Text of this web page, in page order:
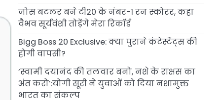
जोस बटलर बने टी20 के नंबर-1 रन स्कोरर, कहा
वैभव सूर्यवंशी तोड़ेंगे मेरा रिकॉर्ड
Bigg Boss 20 Exclusive: क्या पुराने कंटेस्टेंट्स की
होगी वापसी?
‘स्वामी दयानंद की तलवार बनो, नशे के राक्षस का
अंत करो’:योगी सूरी ने युवाओं को दिया नशामुक्त
भारत का संकल्प